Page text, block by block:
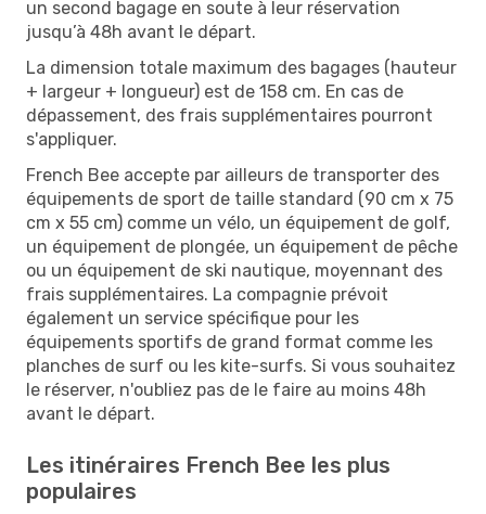
un second bagage en soute à leur réservation
jusqu’à 48h avant le départ.
La dimension totale maximum des bagages (hauteur
+ largeur + longueur) est de 158 cm. En cas de
dépassement, des frais supplémentaires pourront
s'appliquer.
French Bee accepte par ailleurs de transporter des
équipements de sport de taille standard (90 cm x 75
cm x 55 cm) comme un vélo, un équipement de golf,
un équipement de plongée, un équipement de pêche
ou un équipement de ski nautique, moyennant des
frais supplémentaires. La compagnie prévoit
également un service spécifique pour les
équipements sportifs de grand format comme les
planches de surf ou les kite-surfs. Si vous souhaitez
le réserver, n'oubliez pas de le faire au moins 48h
avant le départ.
Les itinéraires French Bee les plus
populaires